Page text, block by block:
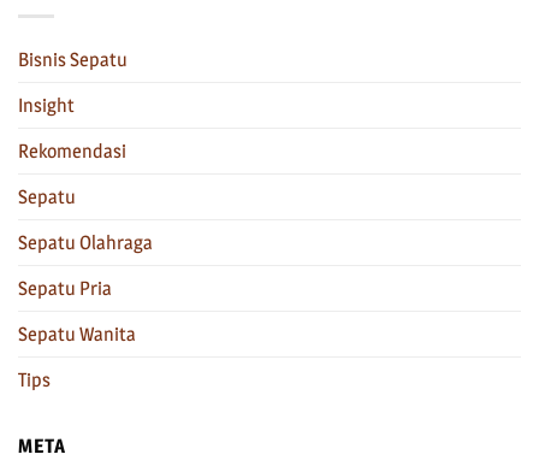
Bisnis Sepatu
Insight
Rekomendasi
Sepatu
Sepatu Olahraga
Sepatu Pria
Sepatu Wanita
Tips
META